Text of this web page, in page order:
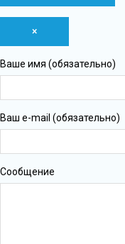
×
Ваше имя (обязательно)
Ваш e-mail (обязательно)
Сообщение